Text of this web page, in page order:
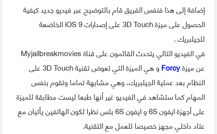
إضافة إلى هذا فنفس الفريق قام بالتوضيح عبر فيديو جديد كيفية
الحصول على ميزة 3D Touch على إصدارات iOS 9 الخاضعة
للجيلبريك .
في الفيديو التالي يتحدث القائمون على قناة Myjailbreakmovies
عن ميزةForcy
و هي الميزة التي تعوض تقنية 3D Touch على
النظام بعد عملية الجيلبريك، وهي مشابهة تماما وتقوم بنفس
المهام كما ستشاهد في الفيديو غير أنها طبعا ليست مطابقة للميزة
على أجهزة ايفون 6S و ايفون 6S بلس نظرا لكون الهاتفين يأتيان مع
عتاد داخلي مجهز خصيصا للعمل مع التقنية.